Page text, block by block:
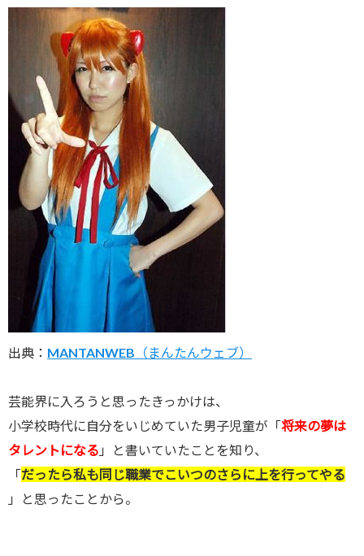
出典： MANTANWEB（まんたんウェブ）
芸能界に入ろうと思ったきっかけは、
小学校時代に自分をいじめていた男子児童が「将来の夢は
タレントになる 」と書いていたことを知り、
「だったら私も同じ職業でこいつのさらに上を行ってやる
」と思ったことから。